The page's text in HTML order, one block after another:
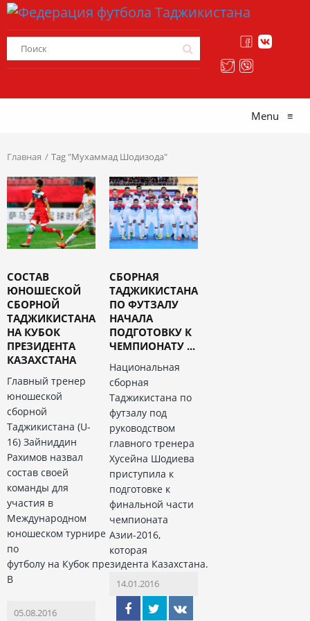
Menu ≡
Главная Tag "Мухаммад Шодизода"
СОСТАВ
ЮНОШЕСКОЙ
СБОРНОЙ
ТАДЖИКИСТАНА
НА КУБОК
ПРЕЗИДЕНТА
КАЗАХСТАНА
Главный тренер
юношеской
сборной
Таджикистана (U-
16) Зайниддин
Рахимов назвал
состав своей
команды для
участия в
Международном
юношеском турнире
по
футболу на Кубок президента Казахстана.
В
05.08.2016
СБОРНАЯ
ТАДЖИКИСТАНА
ПО ФУТЗАЛУ
НАЧАЛА
ПОДГОТОВКУ К
ЧЕМПИОНАТУ ...
Национальная
сборная
Таджикистана по
футзалу под
руководством
главного тренера
Хусейна Шодиева
приступила к
подготовке к
финальной части
чемпионата
Азии-2016,
которая
14.01.2016